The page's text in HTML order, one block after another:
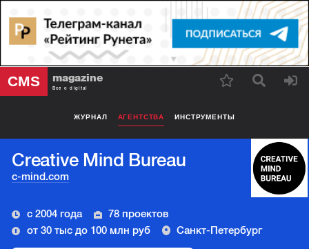
CMS magazine
Все о digital
ЖУРНАЛ АГЕНТСТВА ИНСТРУМЕНТЫ
Creative Mind Bureau
c-mind.com
с 2004 года
78 проектов
от 30 тыс до 100 млн руб
Санкт-Петербург